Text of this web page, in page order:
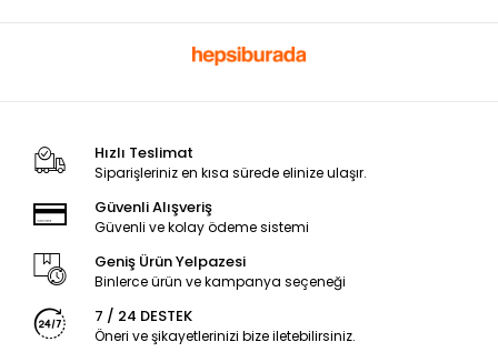
Hızlı Teslimat
Siparişleriniz en kısa sürede elinize ulaşır.
Güvenli Alışveriş
Güvenli ve kolay ödeme sistemi
Geniş Ürün Yelpazesi
Binlerce ürün ve kampanya seçeneği
7 / 24 DESTEK
Öneri ve şikayetlerinizi bize iletebilirsiniz.